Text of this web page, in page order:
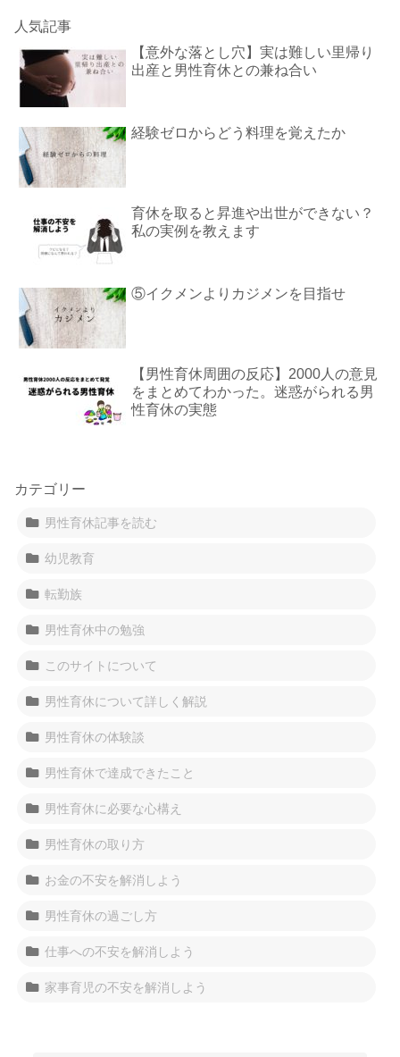
人気記事
【意外な落とし穴】実は難しい里帰り
出産と男性育休との兼ね合い
経験ゼロからどう料理を覚えたか
育休を取ると昇進や出世ができない？
私の実例を教えます
⑤イクメンよりカジメンを目指せ
【男性育休周囲の反応】2000人の意見
をまとめてわかった。迷惑がられる男
性育休の実態
カテゴリー
男性育休記事を読む
幼児教育
転勤族
男性育休中の勉強
このサイトについて
男性育休について詳しく解説
男性育休の体験談
男性育休で達成できたこと
男性育休に必要な心構え
男性育休の取り方
お金の不安を解消しよう
男性育休の過ごし方
仕事への不安を解消しよう
家事育児の不安を解消しよう